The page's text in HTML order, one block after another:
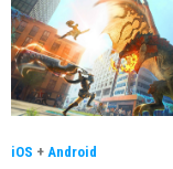
iOS + Android